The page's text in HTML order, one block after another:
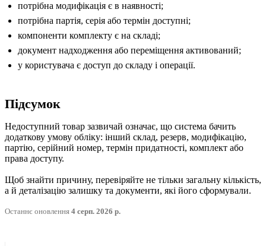
потрібна модифікація є в наявності;
потрібна партія, серія або термін доступні;
компоненти комплекту є на складі;
документ надходження або переміщення активований;
у користувача є доступ до складу і операції.
Підсумок
Недоступний товар зазвичай означає, що система бачить
додаткову умову обліку: інший склад, резерв, модифікацію,
партію, серійний номер, термін придатності, комплект або
права доступу.
Щоб знайти причину, перевіряйте не тільки загальну кількість,
а й деталізацію залишку та документи, які його сформували.
Останнє оновлення 4 серп. 2026 р.